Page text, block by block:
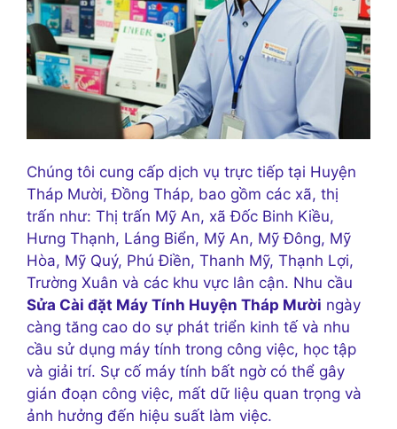
Chúng tôi cung cấp dịch vụ trực tiếp tại Huyện
Tháp Mười, Đồng Tháp, bao gồm các xã, thị
trấn như: Thị trấn Mỹ An, xã Đốc Binh Kiều,
Hưng Thạnh, Láng Biển, Mỹ An, Mỹ Đông, Mỹ
Hòa, Mỹ Quý, Phú Điền, Thanh Mỹ, Thạnh Lợi,
Trường Xuân và các khu vực lân cận. Nhu cầu
Sửa Cài đặt Máy Tính Huyện Tháp Mười ngày
càng tăng cao do sự phát triển kinh tế và nhu
cầu sử dụng máy tính trong công việc, học tập
và giải trí. Sự cố máy tính bất ngờ có thể gây
gián đoạn công việc, mất dữ liệu quan trọng và
ảnh hưởng đến hiệu suất làm việc.